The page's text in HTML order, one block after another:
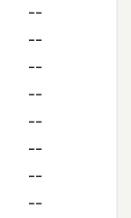
--
--
--
--
--
--
--
--